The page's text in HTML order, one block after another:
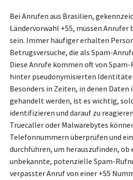
Bei Anrufen aus Brasilien,
Ländervorwahl +55, müssen Anrufer
sein. Immer häufiger erhalten
Betrugsversuche, die als Spam-
Diese Anrufe kommen oft von
hinter pseudonymisierten
Besonders in Zeiten, in denen Daten
gehandelt werden, ist es wichtig,
identifizieren und darauf zu
Truecaller oder Malwarebytes
Telefonnummern überprüfen und
durchführen, um herauszufinden, ob
unbekannte, potenzielle Spam-
verpasster Anruf von einer +55